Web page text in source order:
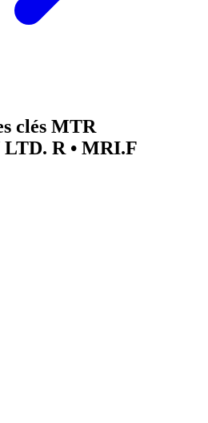
clés MTR
R • MRI.F